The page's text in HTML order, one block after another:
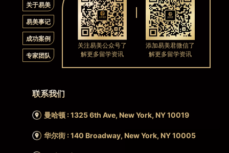
关于易美
易美事记
成功案例
专家团队
联系我们
曼哈顿 : 1325 6th Ave, New York, NY 10019
华尔街 : 140 Broadway, New York, NY 10005
关注易美公众号了
解更多留学资讯
添加易美君微信了
解更多留学资讯